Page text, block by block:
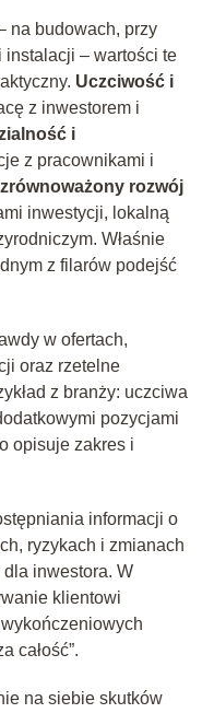
na budowach, przy
– wartości te
Uczciwość i
z inwestorem i
i
z pracownikami i
rozwój
inwestycji, lokalną
Właśnie
z filarów podejść
w ofertach,
oraz rzetelne
z branży: uczciwa
pozycjami
opisuje zakres i
informacji o
ryzykach i zmianach
dla inwestora. W
klientowi
całość”.
na siebie skutków